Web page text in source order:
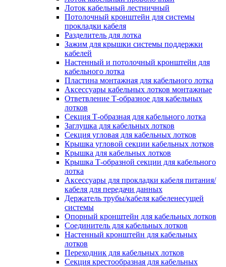
Лоток кабельный лестничный
Потолочный кронштейн для системы
прокладки кабеля
Разделитель для лотка
Зажим для крышки системы поддержки
кабелей
Настенный и потолочный кронштейн для
кабельного лотка
Пластина монтажная для кабельного лотка
Аксессуары кабельных лотков монтажные
Ответвление Т-образное для кабельных
лотков
Секция Т-образная для кабельного лотка
Заглушка для кабельных лотков
Секция угловая для кабельных лотков
Крышка угловой секции кабельных лотков
Крышка для кабельных лотков
Крышка Т-образной секции для кабельного
лотка
Аксессуары для прокладки кабеля питания/
кабеля для передачи данных
Держатель трубы/кабеля кабеленесущей
системы
Опорный кронштейн для кабельных лотков
Соединитель для кабельных лотков
Настенный кронштейн для кабельных
лотков
Переходник для кабельных лотков
Секция крестообразная для кабельных